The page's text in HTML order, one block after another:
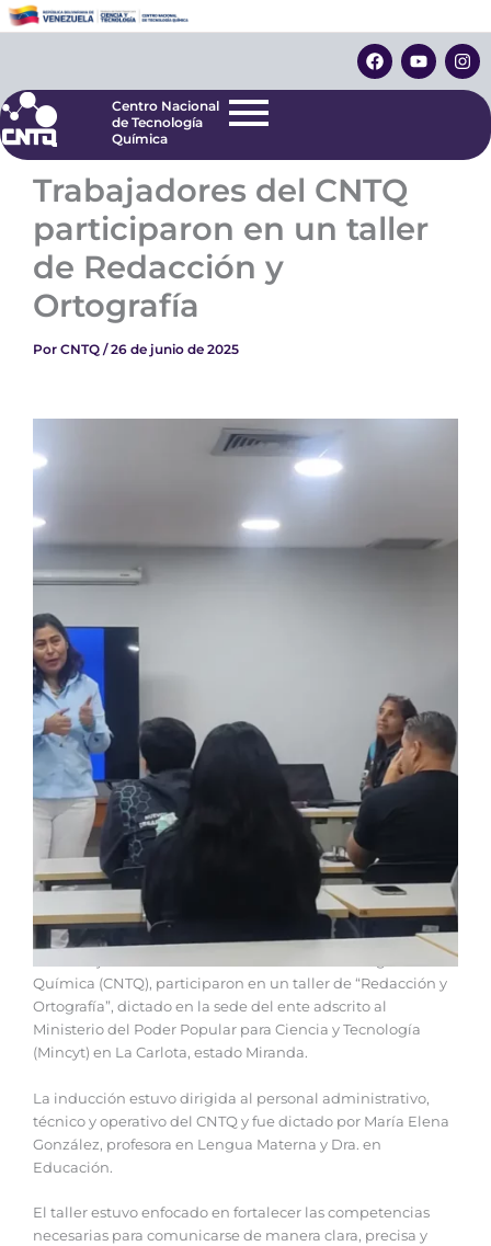
al
F
a
c
o
k
Y
o
u
e
I
n
s
r
Centro Nacional
de Tecnología
Centro Nacional
de Tecnología
Química
Trabajadores del CNTQ
participaron en un taller
de Redacción y
Ortografía
Por CNTQ /26 de junio de 2025
Química (CNTQ), participaron en un taller de “Redacción y
Ortografía”, dictado en la sede del ente adscrito al
Ministerio del Poder Popular para Ciencia y Tecnología
(Mincyt) en La Carlota, estado Miranda.
La inducción estuvo dirigida al personal administrativo,
técnico y operativo del CNTQ y fue dictado por María Elena
González, profesora en Lengua Materna y Dra. en
Educación.
El taller estuvo enfocado en fortalecer las competencias
necesarias para comunicarse de manera clara, precisa y